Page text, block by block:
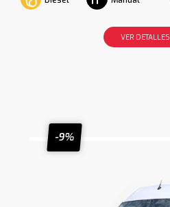
VER DETALLES
-9%